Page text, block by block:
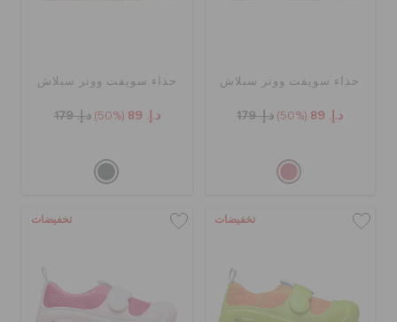
حذاء سويفت ووتر سبلاش
د.إ. 89 (50%) د.إ. 179
حذاء سويفت ووتر سبلاش
د.إ. 89 (50%) د.إ. 179
تخفيضات تخفيضات